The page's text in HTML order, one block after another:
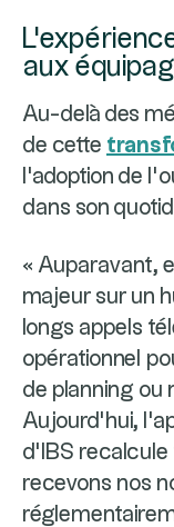
aux
Au-delà des
de cette
l'adoption de
dans son
« Auparavant,
majeur sur un
longs appels
opérationnel
de planning ou
Aujourd'hui,
d'IBS recalcule
recevons nos